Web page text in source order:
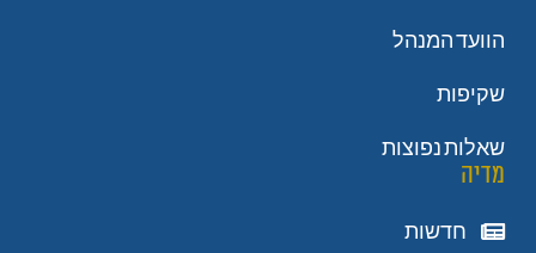
הוועד המנהל
שקיפות
שאלות נפוצות
מדיה
חדשות